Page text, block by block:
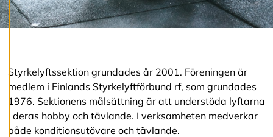
i
g
e
o
o
k
i
e
s
Styrkelyftssektion grundades år 2001. Föreningen är
medlem i Finlands Styrkelyftförbund rf, som grundades
1976. Sektionens målsättning är att understöda lyftarna
i deras hobby och tävlande. I verksamheten medverkar
både konditionsutövare och tävlande.